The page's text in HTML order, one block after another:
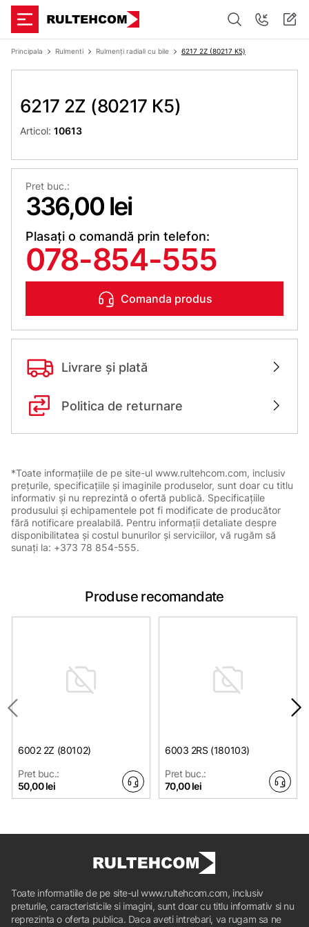
Principala Rulmenti Rulmenți radiali cu bile 6217 2Z (80217 К5)
6217 2Z (80217 К5)
Articol: 10613
Pret buc.:
336,00 lei
Plasați o comandă prin telefon:
078-854-555
Comanda produs
Livrare și plată
Politica de returnare
*Toate informațiile de pe site-ul www.rultehcom.com, inclusiv
prețurile, specificațiile și imaginile produselor, sunt doar cu titlu
informativ și nu reprezintă o ofertă publică. Specificațiile
produsului și echipamentele pot fi modificate de producător
fără notificare prealabilă. Pentru informații detaliate despre
disponibilitatea și costul bunurilor și serviciilor, vă rugăm să
sunați la: +373 78 854-555.
Produse recomandate
6002 2Z (80102)
Pret buc.:
50,00 lei
6003 2RS (180103)
Pret buc.:
70,00 lei
Toate informatiile de pe site-ul www.rultehcom.com, inclusiv
preturile, caracteristicile si imagini, sunt doar cu titlu informativ si nu
reprezinta o oferta publica. Daca aveti intrebari, va rugam sa ne